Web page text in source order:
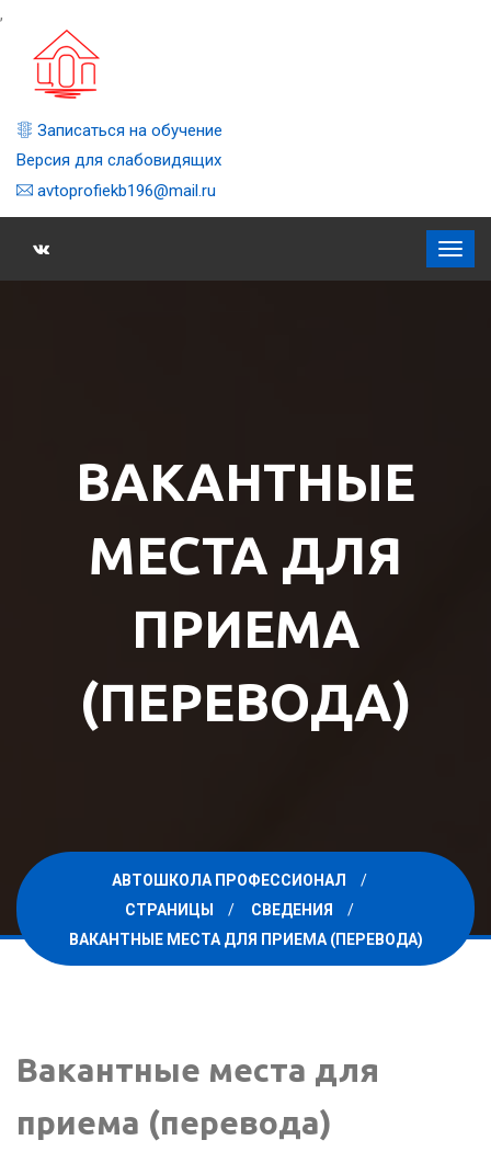
,
Записаться на обучение
Версия для слабовидящих
avtoprofiekb196@mail.ru
ВАКАНТНЫЕ
МЕСТА ДЛЯ
ПРИЕМА
(ПЕРЕВОДА)
АВТОШКОЛА ПРОФЕССИОНАЛ
СТРАНИЦЫ
СВЕДЕНИЯ
ВАКАНТНЫЕ МЕСТА ДЛЯ ПРИЕМА (ПЕРЕВОДА)
Вакантные места для
приема (перевода)